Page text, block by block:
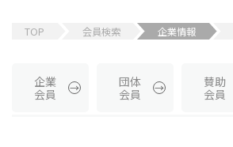
TOP 会員検索 企業情報
企業
会員
団体
会員
賛助
会員